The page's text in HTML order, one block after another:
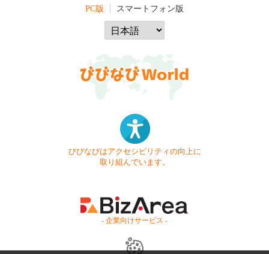
PC版 スマートフォン版
びびなびはアクセシビリティの向上に
取り組んでいます。
- 企業向けサービス -